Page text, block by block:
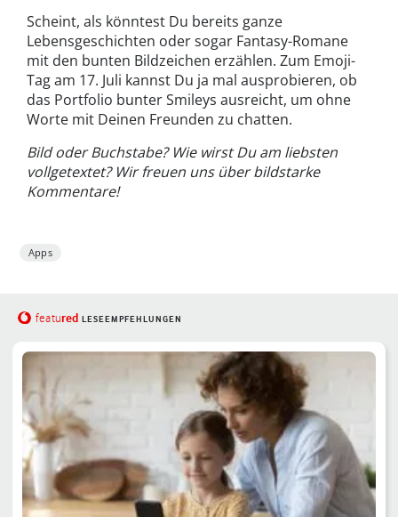
Scheint, als könntest Du bereits ganze
Lebensgeschichten oder sogar Fantasy-Romane
mit den bunten Bildzeichen erzählen. Zum Emoji-
Tag am 17. Juli kannst Du ja mal ausprobieren, ob
das Portfolio bunter Smileys ausreicht, um ohne
Worte mit Deinen Freunden zu chatten.
Bild oder Buchstabe? Wie wirst Du am liebsten
vollgetextet? Wir freuen uns über bildstarke
Kommentare!
Apps
featured LESEEMPFEHLUNGEN